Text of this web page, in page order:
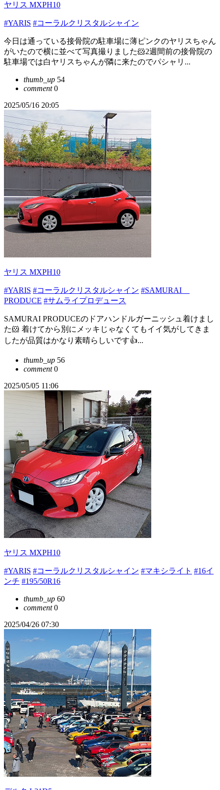
ヤリス MXPH10
#YARIS #コーラルクリスタルシャイン
今日は通っている接骨院の駐車場に薄ピンクのヤリスちゃん
がいたので横に並べて写真撮りました🐹2週間前の接骨院の
駐車場では白ヤリスちゃんが隣に来たのでパシャリ...
thumb_up 54
comment0
2025/05/16 20:05
ヤリス MXPH10
#YARIS #コーラルクリスタルシャイン #SAMURAI
PRODUCE #サムライプロデュース
SAMURAI PRODUCEのドアハンドルガーニッシュ着けまし
た🐹 着けてから別にメッキじゃなくてもイイ気がしてきま
したが品質はかなり素晴らしいです👍️...
thumb_up 56
comment0
2025/05/05 11:06
ヤリス MXPH10
#YARIS #コーラルクリスタルシャイン #マキシライト #16イ
ンチ #195/50R16
thumb_up 60
comment0
2025/04/26 07:30